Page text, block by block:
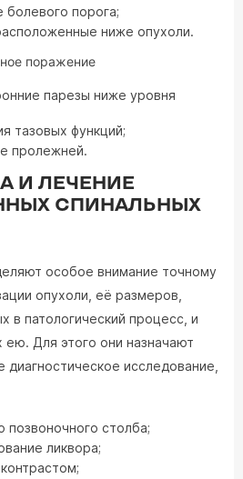
болевого порога;
ниже опухоли.
поражение
парезы ниже уровня
тазовых функций;
пролежней.
И ЛЕЧЕНИЕ
СПИНАЛЬНЫХ
особое внимание точному
опухоли, её размеров,
в патологический процесс, и
ею. Для этого они назначают
диагностическое исследование,
позвоночного столба;
ликвора;